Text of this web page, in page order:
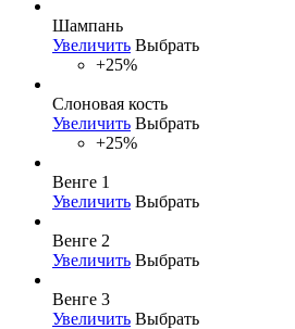
Шампань
Увеличить Выбрать
+25%
Слоновая кость
Увеличить Выбрать
+25%
Венге 1
Увеличить Выбрать
Венге 2
Увеличить Выбрать
Венге 3
Увеличить Выбрать